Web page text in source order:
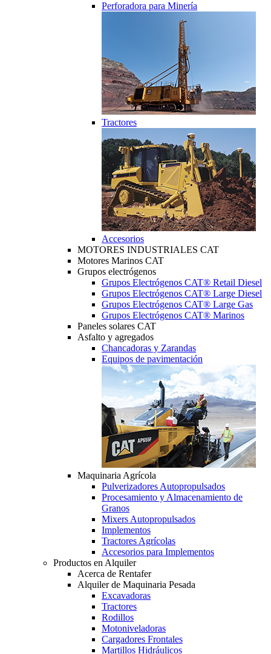
Perforadora para Minería
Tractores
Accesorios
MOTORES INDUSTRIALES CAT
Motores Marinos CAT
Grupos electrógenos
Grupos Electrógenos CAT® Retail Diesel
Grupos Electrógenos CAT® Large Diesel
Grupos Electrógenos CAT® Large Gas
Grupos Electrógenos CAT® Marinos
Paneles solares CAT
Asfalto y agregados
Chancadoras y Zarandas
Equipos de pavimentación
Maquinaria Agrícola
Pulverizadores Autopropulsados
Procesamiento y Almacenamiento de
Granos
Mixers Autopropulsados
Implementos
Tractores Agrícolas
Accesorios para Implementos
Productos en Alquiler
Acerca de Rentafer
Alquiler de Maquinaria Pesada
Excavadoras
Tractores
Rodillos
Motoniveladoras
Cargadores Frontales
Martillos Hidráulicos